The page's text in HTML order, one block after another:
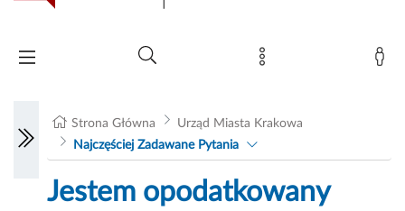
Strona Główna
Urząd Miasta Krakowa
Najczęściej Zadawane Pytania
Jestem opodatkowany